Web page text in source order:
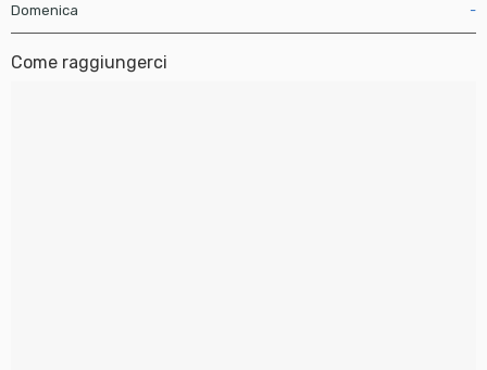
Domenica -
Come raggiungerci